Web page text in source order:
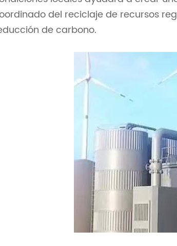
del reciclaje de recursos
de carbono.